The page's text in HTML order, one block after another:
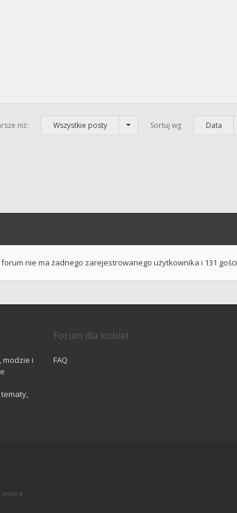
niż: Wszystkie posty Sortuj wg Data
nie ma żadnego zarejestrowanego użytkownika i 131 gości
modzie i
Forum dla kobiet
FAQ